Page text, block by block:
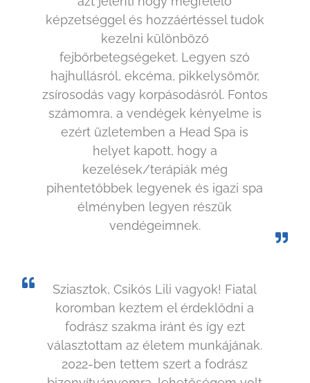
képzetséggel és hozzáértéssel tudok
kezelni különböző
fejbőrbetegségeket. Legyen szó
hajhullásról, ekcéma, pikkelysömör,
zsírosodás vagy korpásodásról. Fontos
számomra, a vendégek kényelme is
ezért üzletemben a Head Spa is
helyet kapott, hogy a
kezelések/terápiák még
pihentetőbbek legyenek és igazi spa
élményben legyen részük
vendégeimnek.
Sziasztok, Csikós Lili vagyok! Fiatal
koromban keztem el érdeklődni a
fodrász szakma iránt és így ezt
választottam az életem munkájának.
2022-ben tettem szert a fodrász